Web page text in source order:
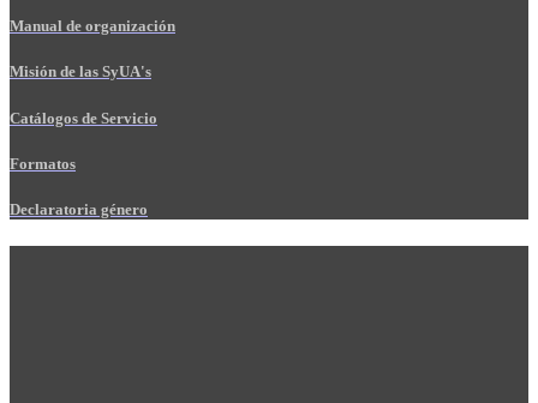
Manual de organización
Misión de las SyUA's
Catálogos de Servicio
Formatos
Declaratoria género